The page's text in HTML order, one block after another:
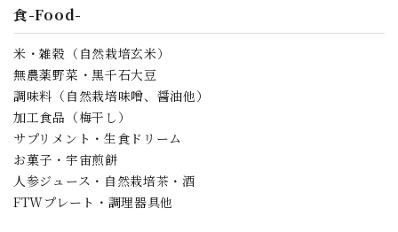
食-Food-
米・雑穀（自然栽培玄米）
無農薬野菜・黒千石大豆
調味料（自然栽培味噌、醤油他）
加工食品（梅干し）
サプリメント・生食ドリーム
お菓子・宇宙煎餅
人参ジュース・自然栽培茶・酒
FTWプレート・調理器具他